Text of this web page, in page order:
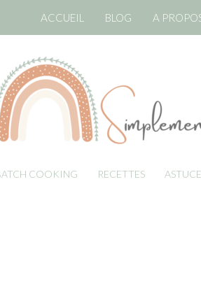
ACCUEIL BLOG A
COOKING RECETTES